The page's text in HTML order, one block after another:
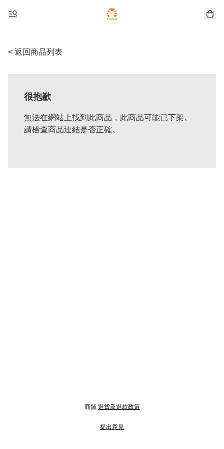
< 返回商品列表
很抱歉
無法在網站上找到此商品，此商品可能已下架。
請檢查商品連結是否正確。
商舖 退貨及退款政策
提出意見